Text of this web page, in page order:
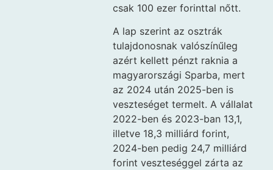
csak 100 ezer forinttal nőtt.
A lap szerint az osztrák
tulajdonosnak valószínűleg
azért kellett pénzt raknia a
magyarországi Sparba, mert
az 2024 után 2025-ben is
veszteséget termelt. A vállalat
2022-ben és 2023-ban 13,1,
illetve 18,3 milliárd forint,
2024-ben pedig 24,7 milliárd
forint veszteséggel zárta az